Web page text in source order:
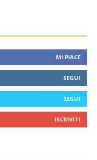
MI PIACE
SEGUI
SEGUI
ISCRIVITI